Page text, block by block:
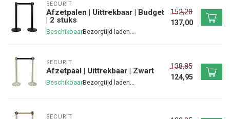
SECURIT
Afzetpalen | Uittrekbaar | Budget
| 2 stuks
Beschikbaar
152,20
137,00
SECURIT
Afzetpaal | Uittrekbaar | Zwart
Beschikbaar
138,85
124,95
SECURIT